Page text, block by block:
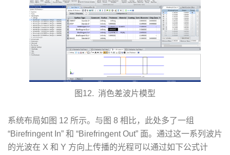
图12. 消色差波片模型
系统布局如图 12 所示。与图 8 相比，此处多了一组
“Birefringent In” 和 “Birefringent Out” 面。通过这一系列波片
的光波在 X 和 Y 方向上传播的光程可以通过如下公式计